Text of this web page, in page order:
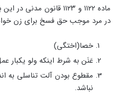
ماده ۱۱۲۲ و ۱۱۲۳ قانون
در مرد موجب حق فسخ برای زن
خصا(اختگی)
عَنَن به شرط اینکه ولو یکبار
مقطوع بودن آلت تناسلی به
نباشد.